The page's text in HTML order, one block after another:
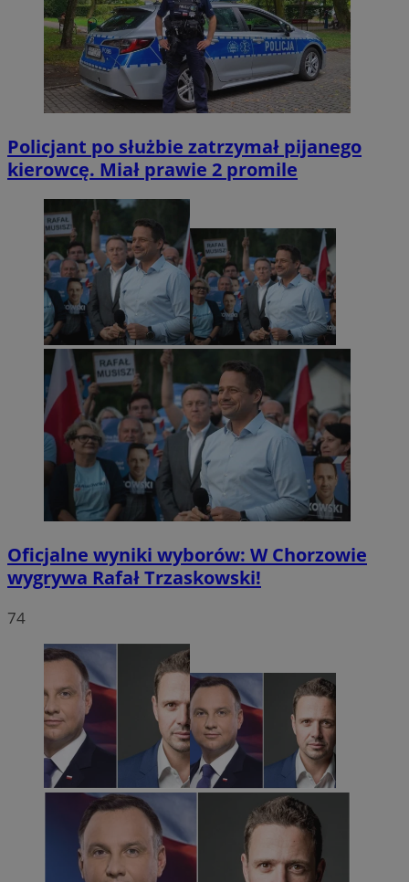
Policjant po służbie zatrzymał pijanego
kierowcę. Miał prawie 2 promile
Oficjalne wyniki wyborów: W Chorzowie
wygrywa Rafał Trzaskowski!
74